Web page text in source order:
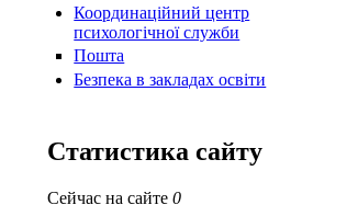
Координаційний центр
психологічної служби
Пошта
Безпека в закладах освіти
Статистика сайту
Сейчас на сайте0